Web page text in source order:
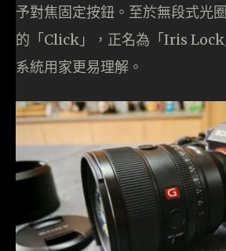
予對焦固定按鈕。至於無段式光
的「Click」，正名為「Iris
系統用家更易理解。